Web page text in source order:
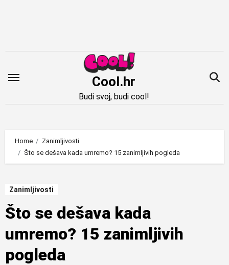
Cool.hr
Budi svoj, budi cool!
Home
Zanimljivosti
Što se dešava kada umremo? 15 zanimljivih pogleda
Zanimljivosti
Što se dešava kada
umremo? 15 zanimljivih
pogleda